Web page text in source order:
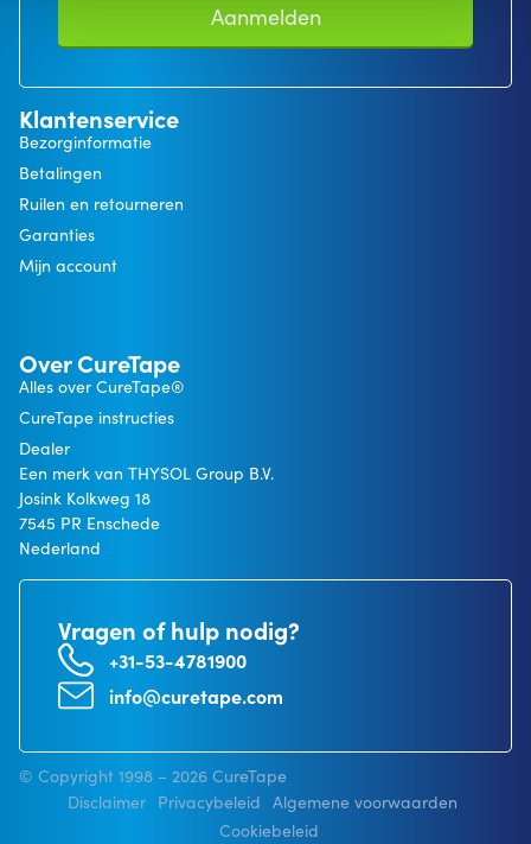
Aanmelden
Klantenservice
Bezorginformatie
Betalingen
Ruilen en retourneren
Garanties
Mijn account
Over CureTape
Alles over CureTape®
CureTape instructies
Dealer
Een merk van THYSOL Group B.V.
Josink Kolkweg 18
7545 PR Enschede
Nederland
Vragen of hulp nodig?
+31-53-4781900
info@curetape.com
© Copyright 1998 – 2026 CureTape
Disclaimer Privacybeleid Algemene voorwaarden
Cookiebeleid